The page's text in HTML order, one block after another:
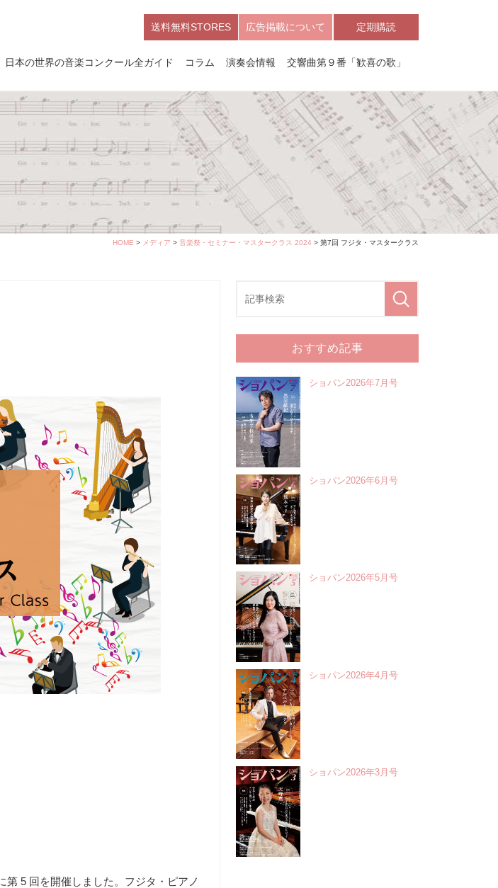
送料無料STORES 広告掲載について 定期購読
日本の世界の音楽コンクール全ガイド コラム 演奏会情報 交響曲第９番「歓喜の歌」
HOME > メディア > 音楽祭・セミナー・マスタークラス 2024 > 第7回 フジタ・マスタークラス
第 5 回を開催しました。フジタ・ピアノ
おすすめ記事
ショパン2026年7月号
ショパン2026年6月号
ショパン2026年5月号
ショパン2026年4月号
ショパン2026年3月号